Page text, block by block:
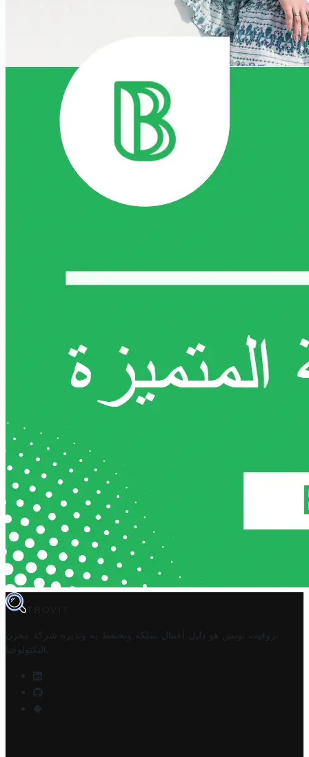
TROVIT
تروفيت تونس هو دليل أعمال تملكه وتحتفظ به وتديره
شركة مخزن
التكنولوجيا